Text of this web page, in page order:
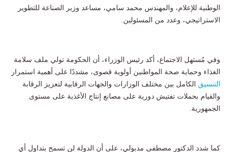
الوطنية للإعلام، والمهندس محمد سامي، مساعد وزير الصناعة للتطوير
الاستراتيجي، وعدد من المسئولين.
وفي مُستهل الاجتماع، أكد رئيس الوزراء، أن الحكومة تولي ملف سلامة
الغذاء وحماية صحة المواطنين أولوية قصوى، مشددًا على أهمية استمرار
التنسيق الكامل بين مختلف الوزارات والجهات الرقابية لتعزيز الرقابة
والقيام بحملات تفتيش دورية على مصانع إنتاج الأغذية على مستوى
الجمهورية.
كما شدد الدكتور مصطفى مدبولي، على أن الدولة لن تسمح بتداول أي